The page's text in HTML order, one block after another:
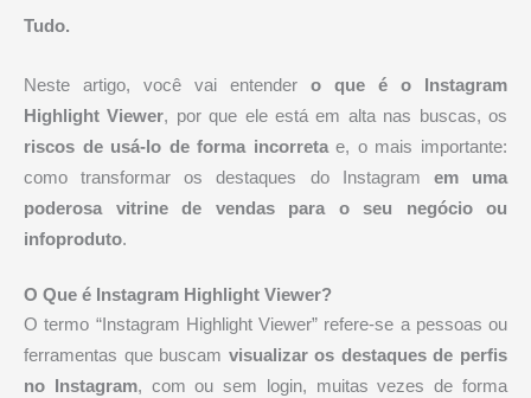
Tudo.
Neste artigo, você vai entender o que é o Instagram
Highlight Viewer, por que ele está em alta nas buscas, os
riscos de usá-lo de forma incorretae, o mais importante:
como transformar os destaques do Instagram em uma
poderosa vitrine de vendas para o seu negócio ou
infoproduto.
O Que é Instagram Highlight Viewer?
O termo “Instagram Highlight Viewer” refere-se a pessoas ou
ferramentas que buscam visualizar os destaques de perfis
no Instagram, com ou sem login, muitas vezes de forma